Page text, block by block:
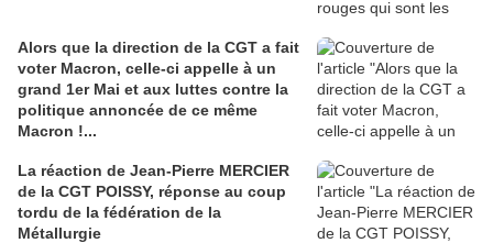
Alors que la direction de la CGT a fait
voter Macron, celle-ci appelle à un
grand 1er Mai et aux luttes contre la
politique annoncée de ce même
Macron !...
La réaction de Jean-Pierre MERCIER
de la CGT POISSY, réponse au coup
tordu de la fédération de la
Métallurgie